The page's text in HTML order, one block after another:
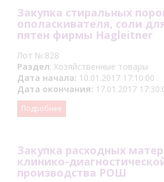
Закупка стиральных
ополаскивателя, соли
пятен фирмы Hagleitner
Лот №:828
Раздел: Хозяйственные товары
Дата начала: 10.01.2017 17:10:00
Дата окончания: 17.01.2017
Подробнее
Закупка расходных
клинико-
производства РОШ